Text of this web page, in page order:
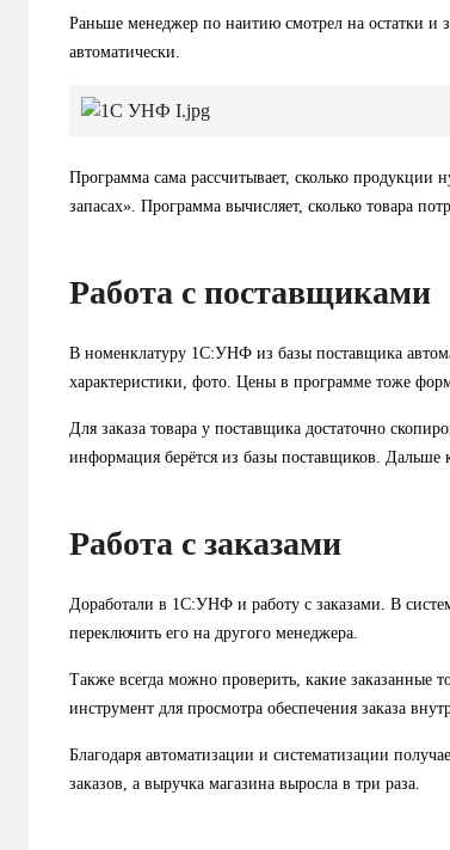
Раньше менеджер по наитию смотрел на остатки и
автоматически.
Программа сама рассчитывает, сколько продукции
запасах». Программа вычисляет, сколько товара
Работа с поставщиками
В номенклатуру 1С:УНФ из базы поставщика
характеристики, фото. Цены в программе тоже
Для заказа товара у поставщика достаточно
информация берётся из базы поставщиков. Дальше
Работа с заказами
Доработали в 1С:УНФ и работу с заказами. В
переключить его на другого менеджера.
Также всегда можно проверить, какие заказанные
инструмент для просмотра обеспечения заказа
Благодаря автоматизации и систематизации
заказов, а выручка магазина выросла в три раза.